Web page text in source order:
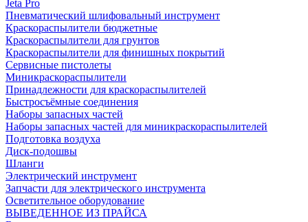
Jeta Pro
Пневматический шлифовальный инструмент
Краскораспылители бюджетные
Краскораспылители для грунтов
Краскораспылители для финишных покрытий
Сервисные пистолеты
Миникраскораспылители
Принадлежности для краскораспылителей
Быстросъёмные соединения
Наборы запасных частей
Наборы запасных частей для миникраскораспылителей
Подготовка воздуха
Диск-подошвы
Шланги
Электрический инструмент
Запчасти для электрического инструмента
Осветительное оборудование
ВЫВЕДЕННОЕ ИЗ ПРАЙСА